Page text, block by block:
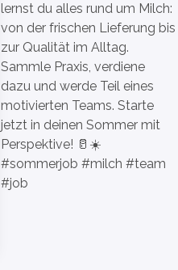
lernst du alles rund um Milch:
von der frischen Lieferung bis
zur Qualität im Alltag.
Sammle Praxis, verdiene
dazu und werde Teil eines
motivierten Teams. Starte
jetzt in deinen Sommer mit
Perspektive! 🥛☀️
#sommerjob #milch #team
#job